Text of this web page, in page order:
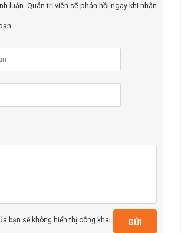
luận. Quản trị viên sẽ phản hồi ngay khi nhận
bạn sẽ không hiển thị công khai GỬI